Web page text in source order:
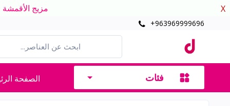
مزيج الأقمشة X
+963969999696
فئات الصفحة